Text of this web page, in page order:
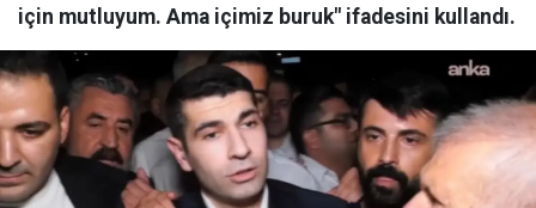
için mutluyum. Ama içimiz buruk" ifadesini kullandı.